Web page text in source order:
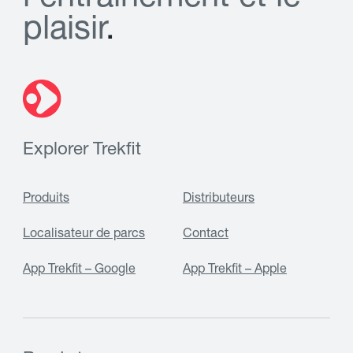
plaisir.
Explorer Trekfit
Produits Distributeurs
Localisateur de parcs Contact
App Trekfit – Google App Trekfit – Apple